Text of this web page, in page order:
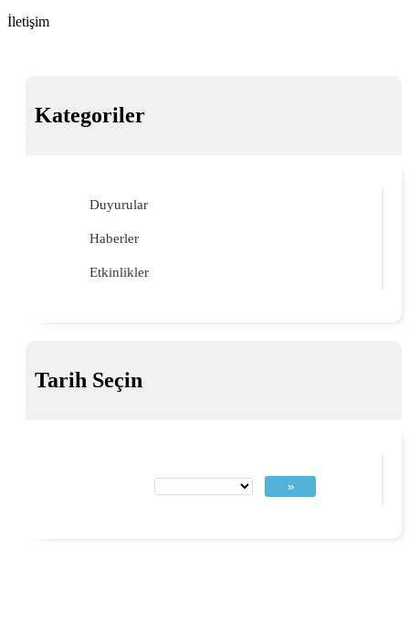
İletişim
Kategoriler
Duyurular
Haberler
Etkinlikler
Tarih Seçin
»